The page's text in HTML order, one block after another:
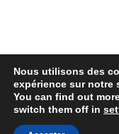
Mentions légales
Politique de
Nous utilisons des
expérience sur notre
You can find out
switch them off in